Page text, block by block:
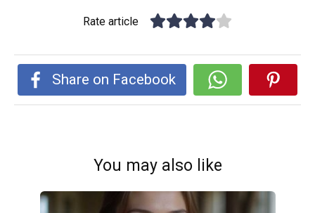
Rate article
Share on Facebook
You may also like